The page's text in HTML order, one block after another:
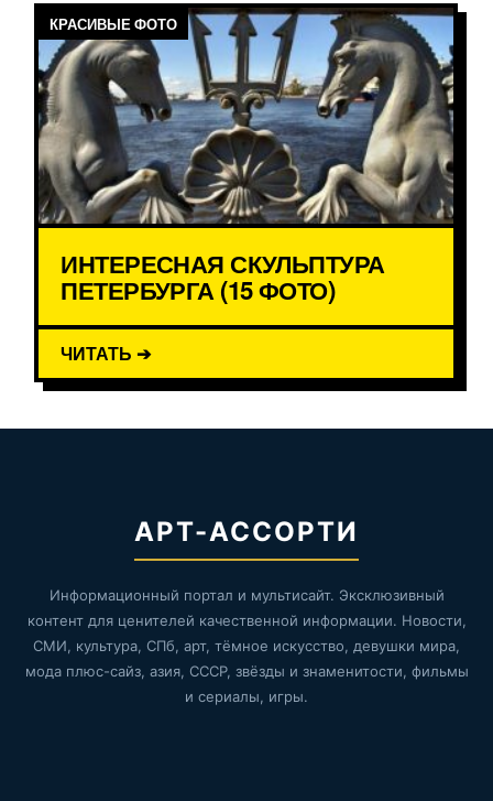
КРАСИВЫЕ ФОТО
ИНТЕРЕСНАЯ СКУЛЬПТУРА
ПЕТЕРБУРГА (15 ФОТО)
ЧИТАТЬ ➔
АРТ-АССОРТИ
Информационный портал и мультисайт. Эксклюзивный
контент для ценителей качественной информации. Новости,
СМИ, культура, СПб, арт, тёмное искусство, девушки мира,
мода плюс-сайз, азия, СССР, звёзды и знаменитости, фильмы
и сериалы, игры.